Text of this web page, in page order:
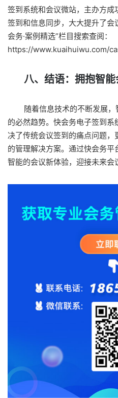
签到系统和会议微站，主办方
签到和信息同步，大大提升了会
会务·案例精选”栏目搜索查阅：
https://www.kuaihuiwu.com/
八、结语：拥抱智
随着信息技术的不断发展
的必然趋势。快会务电子签到
决了传统会议签到的痛点问题
的管理解决方案。通过快会务平
智能的会议新体验，迎接未来会